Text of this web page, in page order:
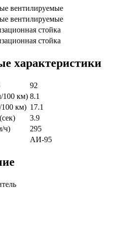
вентилируемые
вентилируемые
стойка
стойка
характеристики
92
100 км) 8.1
100 км) 17.1
3.9
ч)
295
АИ-95